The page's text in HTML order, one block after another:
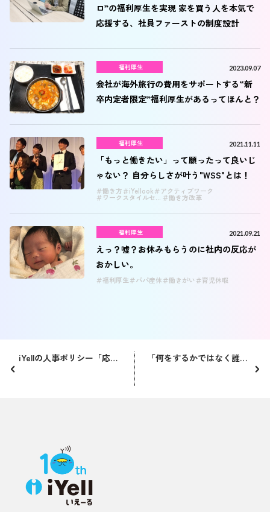
ロ”の福利厚生を実現 家を買う人を本気で
応援する、社員ファーストの制度設計
福利厚生 2023.09.07
会社が海外旅行の費用をサポートする“新
卒内定者限定”福利厚生があるってほんと？
福利厚生 2021.11.11
「もっと働きたい」って願ったって良いじ
ゃない？ 自分らしさが叶う"WSS"とは！
働き方 iYellook アクティブワーク
ワークスタイルセレクト 働き方改革
福利厚生 2021.09.21
えっ？嘘？お休みもらうのに社内の反応が
おかしい。
福利厚生 パパ産休 働きがい 育児休暇
iYellの人事ポリシー「応援し、応援される人」の考え方 「何をするかではなく誰とするか」 社員ファーストを掲げるiYellの組織と制度